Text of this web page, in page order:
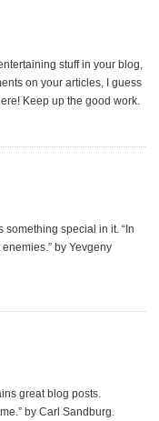
stuff in your blog,
on your articles, I guess
Keep up the good work.
something special in it. “In
by Yevgeny
great blog posts.
by Carl Sandburg.